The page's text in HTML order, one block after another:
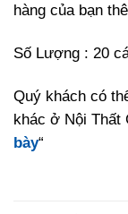
hàng của bạn
Số Lượng : 20
Quý khách có
khác ở Nội Thất
bày“